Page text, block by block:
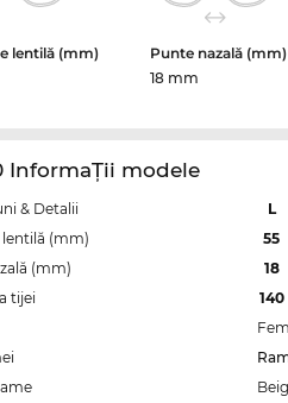
lentilă (mm)
Punte nazală (mm)
18 mm
InformaŢii modele
& Detalii
L
(mm)
55
(mm)
18
tijei
140